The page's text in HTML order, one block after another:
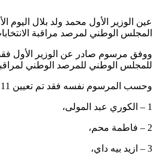
عين الوزير الأول محمد ولد بلال اليوم
المجلس الوطني لمرصد مراقبة الانتخابات
ووفق مرسوم صادر عن الوزير الأول فقد
للمجلس الوطني للمرصد الوطني لمراقبة
وحسب المرسوم نفسه فقد تم تعيين 11 عضوا في المجلس هم:
1 – الكوري عبد المولى،
2 – فاطمة محم،
3 – ازيد بيه داي،